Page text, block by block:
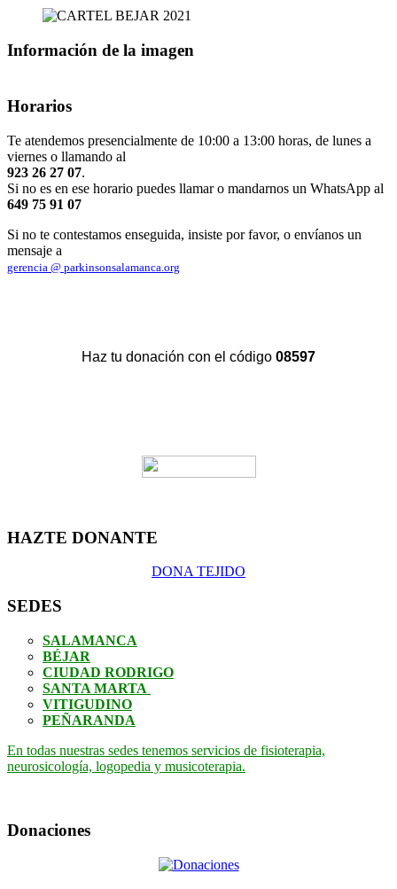
Información de la imagen
Horarios
Te atendemos presencialmente de 10:00 a 13:00 horas, de lunes a
viernes o llamando al
923 26 27 07.
Si no es en ese horario puedes llamar o mandarnos un WhatsApp al
649 75 91 07
Si no te contestamos enseguida, insiste por favor, o envíanos un
mensaje a
gerencia @ parkinsonsalamanca.org
Haz tu donación con el código 08597
HAZTE DONANTE
DONA TEJIDO
SEDES
SALAMANCA
BÉJAR
CIUDAD RODRIGO
SANTA MARTA
VITIGUDINO
PEÑARANDA
En todas nuestras sedes tenemos servicios de fisioterapia,
neurosicología, logopedia y musicoterapia.
Donaciones